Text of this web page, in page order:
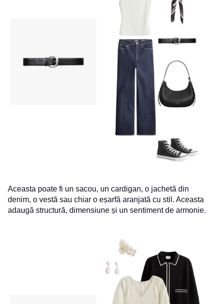
Aceasta poate fi un sacou, un cardigan, o jachetă din
denim, o vestă sau chiar o eșarfă aranjată cu stil. Aceasta
adaugă structură, dimensiune și un sentiment de armonie.